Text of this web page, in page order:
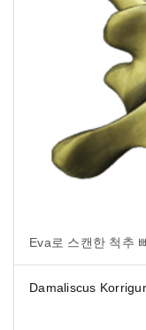
Eva로 스캔한 척추
Damaliscus